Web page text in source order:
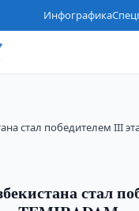
Инфографика
стал победителем ІІІ
стал